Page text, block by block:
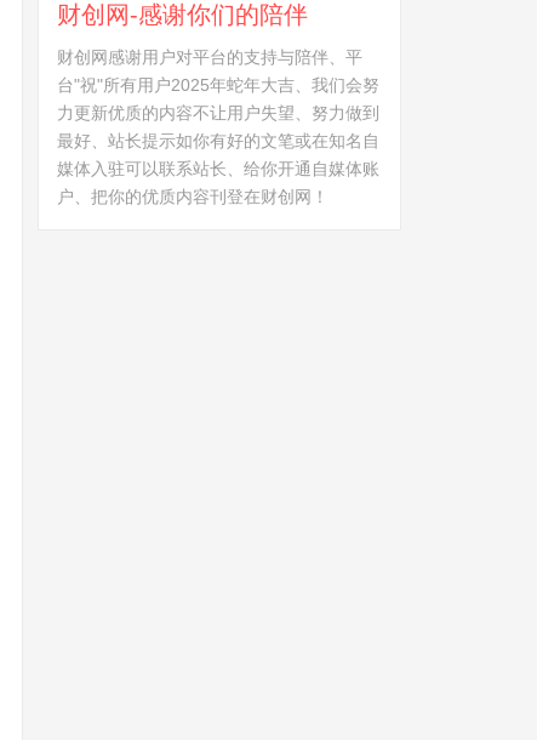
财创网-感谢你们的陪伴
财创网感谢用户对平台的支持与陪伴、平
台"祝"所有用户2025年蛇年大吉、我们会努
力更新优质的内容不让用户失望、努力做到
最好、站长提示如你有好的文笔或在知名自
媒体入驻可以联系站长、给你开通自媒体账
户、把你的优质内容刊登在财创网！